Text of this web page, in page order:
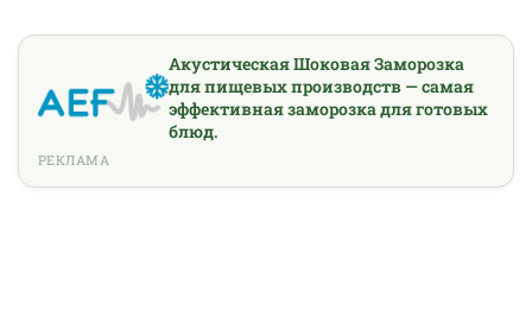
Акустическая Шоковая Заморозка
для пищевых производств — самая
эффективная заморозка для готовых
блюд.
РЕКЛАМА